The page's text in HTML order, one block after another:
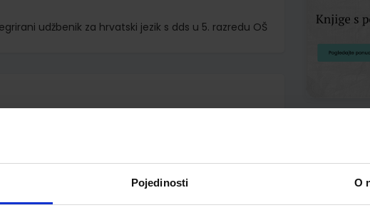
Pojedinosti O
udžbenik za hrvatski jezik s dds u 5. razredu OŠ